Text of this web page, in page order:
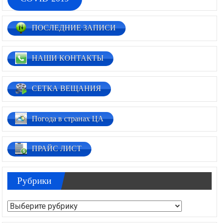
ПОСЛЕДНИЕ ЗАПИСИ
НАШИ КОНТАКТЫ
СЕТКА ВЕЩАНИЯ
Погода в странах ЦА
ПРАЙС ЛИСТ
Рубрики
Рубрики